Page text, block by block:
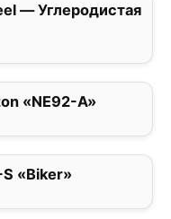
0
— Углеродистая
«NE92-A»
«Biker»